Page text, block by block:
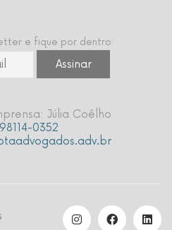
e fique por dentro:
Júlia Coêlho
0352